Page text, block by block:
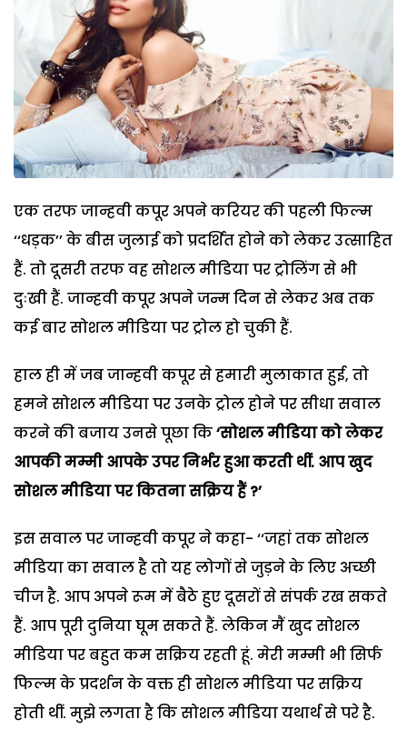
एक तरफ जान्हवी कपूर अपने करियर की पहली फिल्म
‘‘धड़क’’ के बीस जुलाई को प्रदर्शित होने को लेकर उत्साहित
हैं. तो दूसरी तरफ वह सोशल मीडिया पर ट्रोलिंग से भी
दुःखी हैं. जान्हवी कपूर अपने जन्म दिन से लेकर अब तक
कई बार सोशल मीडिया पर ट्रोल हो चुकी हैं.
हाल ही में जब जान्हवी कपूर से हमारी मुलाकात हुई, तो
हमने सोशल मीडिया पर उनके ट्रोल होने पर सीधा सवाल
करने की बजाय उनसे पूछा कि‘सोशल मीडिया को लेकर
आपकी मम्मी आपके उपर निर्भर हुआ करती थीं. आप खुद
सोशल मीडिया पर कितना सक्रिय हैं?’
इस सवाल पर जान्हवी कपूर ने कहा- ‘‘जहां तक सोशल
मीडिया का सवाल है तो यह लोगों से जुड़ने के लिए अच्छी
चीज है. आप अपने रूम में बैठे हुए दूसरों से संपर्क रख सकते
हैं. आप पूरी दुनिया घूम सकते हैं. लेकिन मैं खुद सोशल
मीडिया पर बहुत कम सक्रिय रहती हूं. मेरी मम्मी भी सिर्फ
फिल्म के प्रदर्शन के वक्त ही सोशल मीडिया पर सक्रिय
होती थीं. मुझे लगता है कि सोशल मीडिया यथार्थ से परे है.